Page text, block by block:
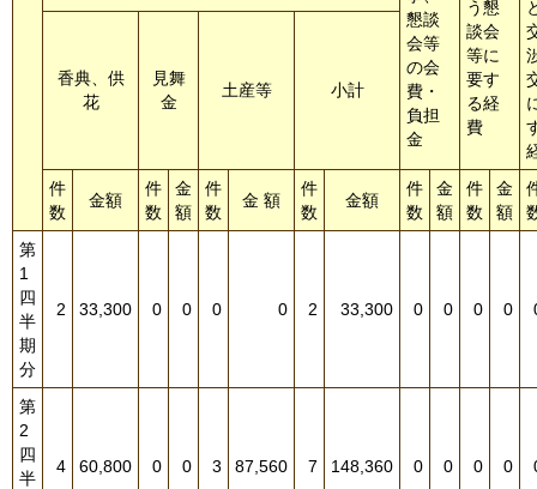
懇談
会等
の会
費・
負担
金
う懇
談会
等に
要す
る経
費
香典、供
花
見舞
金
土産等 小計
件
数
金額
件
数
金
額
件
数
金 額
件
数
金額
件
数
金
額
件
数
金
額
第
1
四
半
期
分
2 33,300 0 0 0 0 2 33,300 0 0 0 0
第
2
四
半
4 60,800 0 0 3 87,560 7 148,360 0 0 0 0